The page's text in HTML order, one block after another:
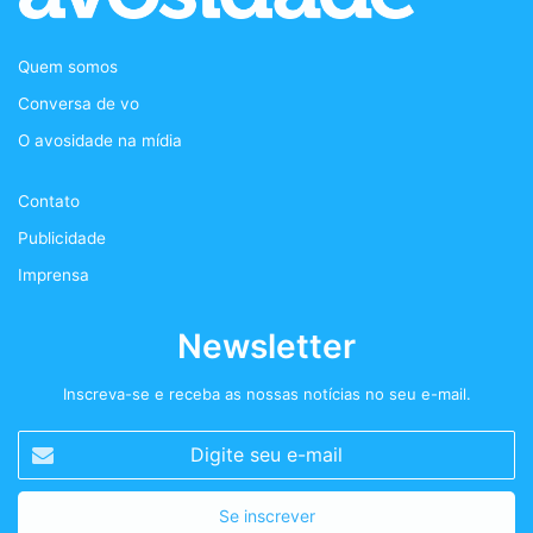
b
t
a
Quem somos
Conversa de vo
O avosidade na mídia
Contato
Publicidade
Imprensa
Newsletter
Inscreva-se e receba as nossas notícias no seu e-mail.
Digite
seu
e-